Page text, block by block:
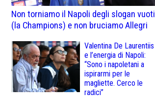
Non torniamo il Napoli degli slogan vuoti
(la Champions) e non bruciamo Allegri
Valentina De Laurentiis
e l’energia di Napoli:
“Sono i napoletani a
ispirarmi per le
magliette. Cerco le
radici”